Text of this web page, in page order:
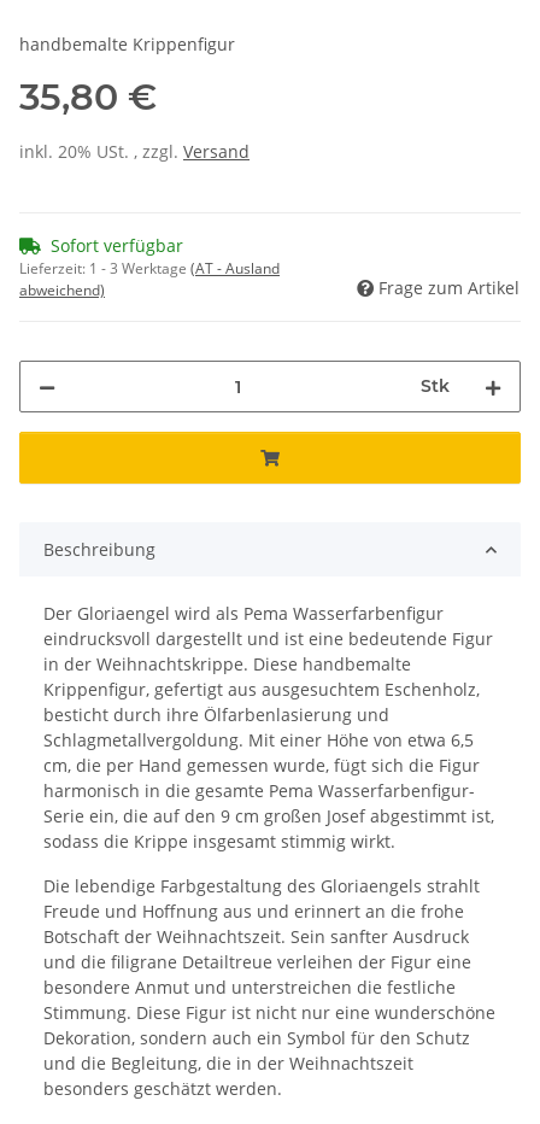
handbemalte Krippenfigur
35,80 €
inkl. 20% USt. , zzgl. Versand
Sofort verfügbar
Lieferzeit: 1 - 3 Werktage (AT - Ausland
abweichend)
Frage zum Artikel
Stk
Beschreibung
Der Gloriaengel wird als Pema Wasserfarbenfigur
eindrucksvoll dargestellt und ist eine bedeutende Figur
in der Weihnachtskrippe. Diese handbemalte
Krippenfigur, gefertigt aus ausgesuchtem Eschenholz,
besticht durch ihre Ölfarbenlasierung und
Schlagmetallvergoldung. Mit einer Höhe von etwa 6,5
cm, die per Hand gemessen wurde, fügt sich die Figur
harmonisch in die gesamte Pema Wasserfarbenfigur-
Serie ein, die auf den 9 cm großen Josef abgestimmt ist,
sodass die Krippe insgesamt stimmig wirkt.
Die lebendige Farbgestaltung des Gloriaengels strahlt
Freude und Hoffnung aus und erinnert an die frohe
Botschaft der Weihnachtszeit. Sein sanfter Ausdruck
und die filigrane Detailtreue verleihen der Figur eine
besondere Anmut und unterstreichen die festliche
Stimmung. Diese Figur ist nicht nur eine wunderschöne
Dekoration, sondern auch ein Symbol für den Schutz
und die Begleitung, die in der Weihnachtszeit
besonders geschätzt werden.